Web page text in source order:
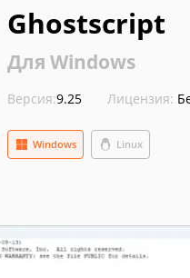
Ghostscript
Для Windows
Версия:9.25 Лицензия:
Windows Linux